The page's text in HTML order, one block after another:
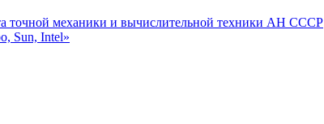
точной механики и вычислительной техники АН СССР
Sun, Intel»